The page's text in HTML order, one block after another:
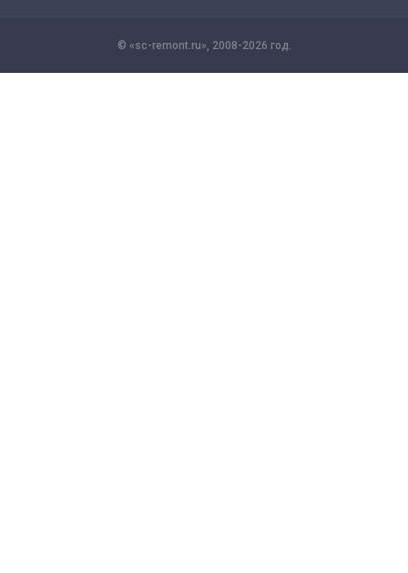
© «sc-remont.ru», 2008-2026 год.